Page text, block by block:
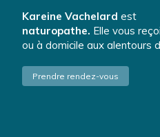
Kareine Vachelard est
naturopathe. Elle vous
ou à domicile aux alentours
Prendre rendez-vous